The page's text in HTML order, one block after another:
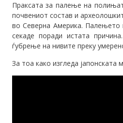
Праксата за палење на
почвениот состав и
во Северна Америка. Палењето
секаде поради истата
ѓубрење на нивите преку
За тоа како изгледа